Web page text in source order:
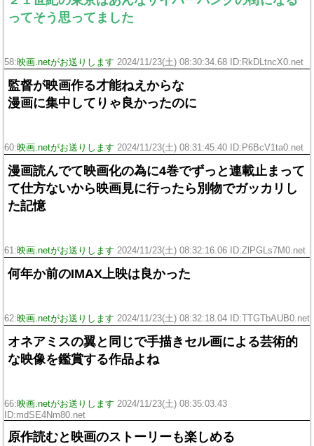
ってそう思ってました
58:映画.netがお送りします 2024/11/23(土) 08:30:34.68 ID:RkDLtncX0.net
監督が映画作る才能ねえからな
漫画に集中してりゃ良かったのに
60:映画.netがお送りします 2024/11/23(土) 08:31:45.40 ID:P6BcV1ta0.net
漫画読んでて映画化の為に4巻でずっと連載止まって
て仕方ないから映画見に行ったら別物でガッカリし
た記憶
61:映画.netがお送りします 2024/11/23(土) 08:32:16.06 ID:ZlPGLs7M0.net
何年か前のIMAX上映は良かった
62:映画.netがお送りします 2024/11/23(土) 08:32:18.04 ID:TTGTbAUB0.net
オネアミスの翼と同じで手描きセル画による芸術的
な映像を鑑賞する作品よね
66:映画.netがお送りします 2024/11/23(土) 08:35:03.43
ID:mdSE4Nm80.net
原作読むと映画のストーリーも楽しめる